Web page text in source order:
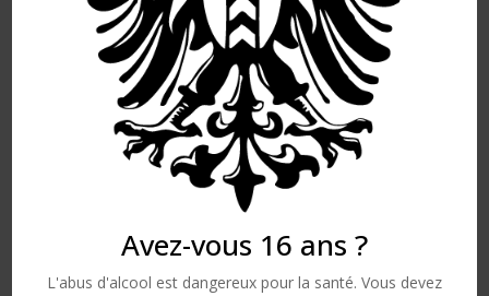
Avez-vous 16 ans ?
L'abus d'alcool est dangereux pour la santé. Vous devez
Pinot Noir Barrique